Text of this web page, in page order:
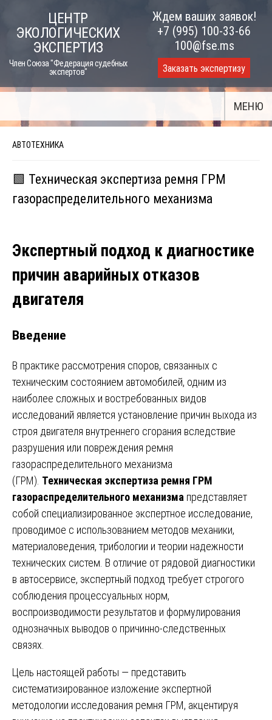
content
ЦЕНТР
ЭКОЛОГИЧЕСКИХ
ЭКСПЕРТИЗ
Член Союза "Федерация судебных
экспертов"
Ждем ваших заявок!
+7 (995) 100-33-66
100@fse.ms
Заказать экспертизу
МЕНЮ
АВТОТЕХНИКА
🟩 Техническая экспертиза ремня ГРМ
газораспределительного механизма
Экспертный подход к диагностике
причин аварийных отказов
двигателя
Введение
В практике рассмотрения споров, связанных с
техническим состоянием автомобилей, одним из
наиболее сложных и востребованных видов
исследований является установление причин выхода из
строя двигателя внутреннего сгорания вследствие
разрушения или повреждения ремня
газораспределительного механизма
(ГРМ). Техническая экспертиза ремня ГРМ
газораспределительного механизма представляет
собой специализированное экспертное исследование,
проводимое с использованием методов механики,
материаловедения, трибологии и теории надежности
технических систем. В отличие от рядовой диагностики
в автосервисе, экспертный подход требует строгого
соблюдения процессуальных норм,
воспроизводимости результатов и формулирования
однозначных выводов о причинно-следственных
связях.
Цель настоящей работы — представить
систематизированное изложение экспертной
методологии исследования ремня ГРМ, акцентируя